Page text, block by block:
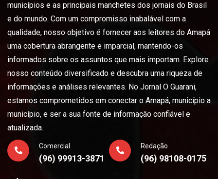
municípios e as principais manchetes dos jornais do Brasil
e do mundo. Com um compromisso inabalável com a
qualidade, nosso objetivo é fornecer aos leitores do Amapá
uma cobertura abrangente e imparcial, mantendo-os
informados sobre os assuntos que mais importam. Explore
nosso conteúdo diversificado e descubra uma riqueza de
informações e análises relevantes. No Jornal O Guarani,
estamos comprometidos em conectar o Amapá, município a
município, e ser a sua fonte de informação confiável e
atualizada.
Comercial
(96) 99913-3871
Redação
(96) 98108-0175